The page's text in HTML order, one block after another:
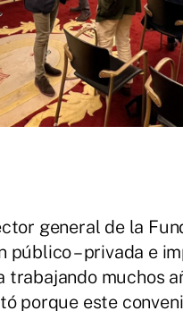
general de la
– privada e
trabajando muchos
porque este